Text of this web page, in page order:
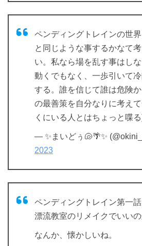
ペンディングトレインの世
と同じような事するかなて
い。私なら場を乱す事はし
動くでもなく、一歩引いて
する。誰を信じて誰は危険
の最善策を自分なりに考え
くにいる人とはちょっと喋
— ✨まいどぅ🐚🌴✨
2023
ペンディングトレイン第一
漂流教室のリメイクでいいの
なんか、懐かしいね。